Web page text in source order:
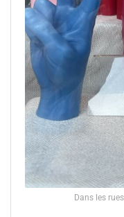
Dans les